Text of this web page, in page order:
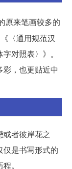
原来笔画较多的
〈通用规范汉
对照表〉》。
，也更贴近中
者彼岸花之
是书写形式的
。